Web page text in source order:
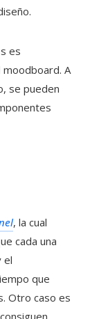
es
A
se pueden
, la cual
cada una
el
que
Otro caso es